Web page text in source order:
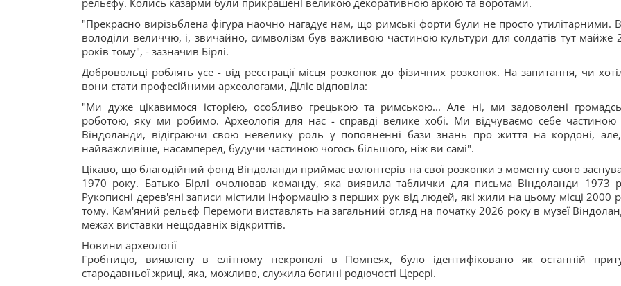
рельєфу. Колись казарми були прикрашені великою декоративною аркою та воротами.
"Прекрасно вирізьблена фігура наочно нагадує нам, що римські форти були не просто утилітарними.
володіли величчю, і, звичайно, символізм був важливою частиною культури для солдатів тут майже
років тому", - зазначив Бірлі.
Добровольці роблять усе - від реєстрації місця розкопок до фізичних розкопок. На запитання, чи
вони стати професійними археологами, Діліс відповіла:
"Ми дуже цікавимося історією, особливо грецькою та римською... Але ні, ми задоволені
роботою, яку ми робимо. Археологія для нас - справді велике хобі. Ми відчуваємо себе частиною
Віндоланди, відіграючи свою невелику роль у поповненні бази знань про життя на кордоні,
найважливіше, насамперед, будучи частиною чогось більшого, ніж ви самі".
Цікаво, що благодійний фонд Віндоланди приймає волонтерів на свої розкопки з моменту свого
1970 року. Батько Бірлі очолював команду, яка виявила таблички для письма Віндоланди 1973
Рукописні дерев'яні записи містили інформацію з перших рук від людей, які жили на цьому місці 2000
тому. Кам'яний рельєф Перемоги виставлять на загальний огляд на початку 2026 року в музеї
межах виставки нещодавніх відкриттів.
Новини археології
Гробницю, виявлену в елітному некрополі в Помпеях, було ідентифіковано як останній
стародавньої жриці, яка, можливо, служила богині родючості Церері.